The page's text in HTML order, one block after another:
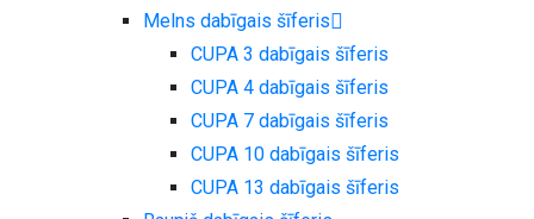
Melns dabīgais šīferis
CUPA 3 dabīgais šīferis
CUPA 4 dabīgais šīferis
CUPA 7 dabīgais šīferis
CUPA 10 dabīgais šīferis
CUPA 13 dabīgais šīferis